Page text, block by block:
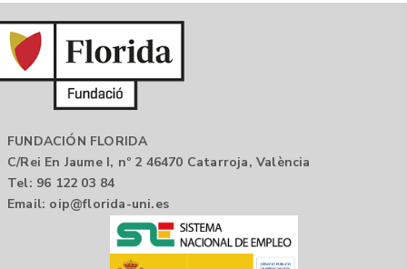
FUNDACIÓN FLORIDA
C/Rei En Jaume I, nº 2 46470 Catarroja, València
Tel: 96 122 03 84
Email: oip@florida-uni.es